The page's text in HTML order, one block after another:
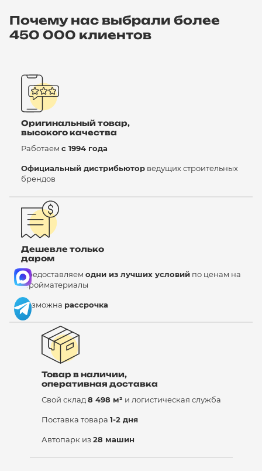
Почему нас выбрали более
450 000 клиентов
Оригинальный товар,
высокого качества
Работаем с 1994 года
Официальный дистрибьютор ведущих строительных
брендов
Дешевле только
даром
Предоставляем одни из лучших условий по ценам на
стройматериалы
Возможна рассрочка
Товар в наличии,
оперативная доставка
Свой склад 8 498 м² и логистическая служба
Поставка товара 1-2 дня
Автопарк из 28 машин